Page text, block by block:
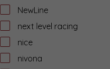
NewLine
next level racing
nice
nivona